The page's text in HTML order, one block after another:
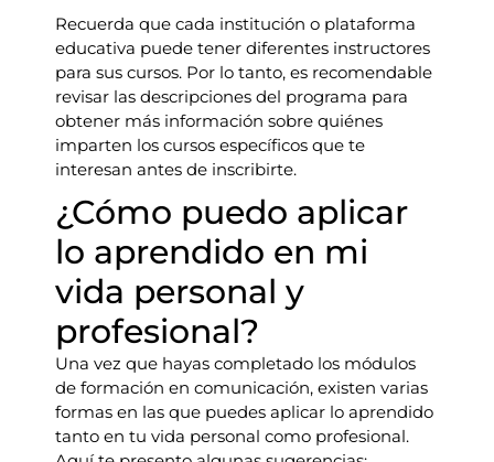
Recuerda que cada institución o plataforma
educativa puede tener diferentes instructores
para sus cursos. Por lo tanto, es recomendable
revisar las descripciones del programa para
obtener más información sobre quiénes
imparten los cursos específicos que te
interesan antes de inscribirte.
¿Cómo puedo aplicar
lo aprendido en mi
vida personal y
profesional?
Una vez que hayas completado los módulos
de formación en comunicación, existen varias
formas en las que puedes aplicar lo aprendido
tanto en tu vida personal como profesional.